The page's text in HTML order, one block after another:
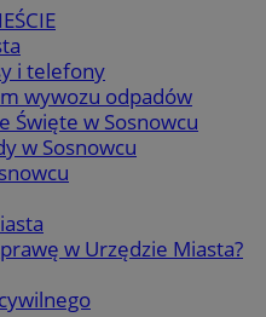
i telefony
wywozu odpadów
Święte w Sosnowcu
w Sosnowcu
w Urzędzie Miasta?